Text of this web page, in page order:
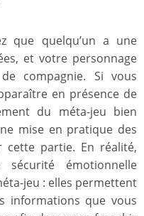
que quelqu’un a une
et votre personnage
compagnie. Si vous
en présence de
du méta-jeu bien
mise en pratique des
partie. En réalité,
émotionnelle
jeu : elles permettent
informations que vous